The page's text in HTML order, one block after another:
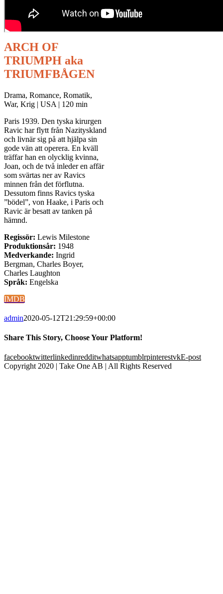
ARCH OF
TRIUMPH aka
TRIUMFBÅGEN
Drama, Romance, Romatik,
War, Krig | USA | 120 min
Paris 1939. Den tyska kirurgen
Ravic har flytt från Nazityskland
och livnär sig på att hjälpa sin
gode vän att operera. En kväll
träffar han en olycklig kvinna,
Joan, och de två inleder en affär
som svärtas ner av Ravics
minnen från det förflutna.
Dessutom finns Ravics tyska
”bödel”, von Haake, i Paris och
Ravic är besatt av tanken på
hämnd.
Regissör: Lewis Milestone
Produktionsår: 1948
Medverkande: Ingrid
Bergman, Charles Boyer,
Charles Laughton
Språk: Engelska
IMDB
admin2020-05-12T21:29:59+00:00
Share This Story, Choose Your Platform!
facebooktwitterlinkedinredditwhatsapptumblrpinterestvkE-post
Copyright 2020 | Take One AB | All Rights Reserved